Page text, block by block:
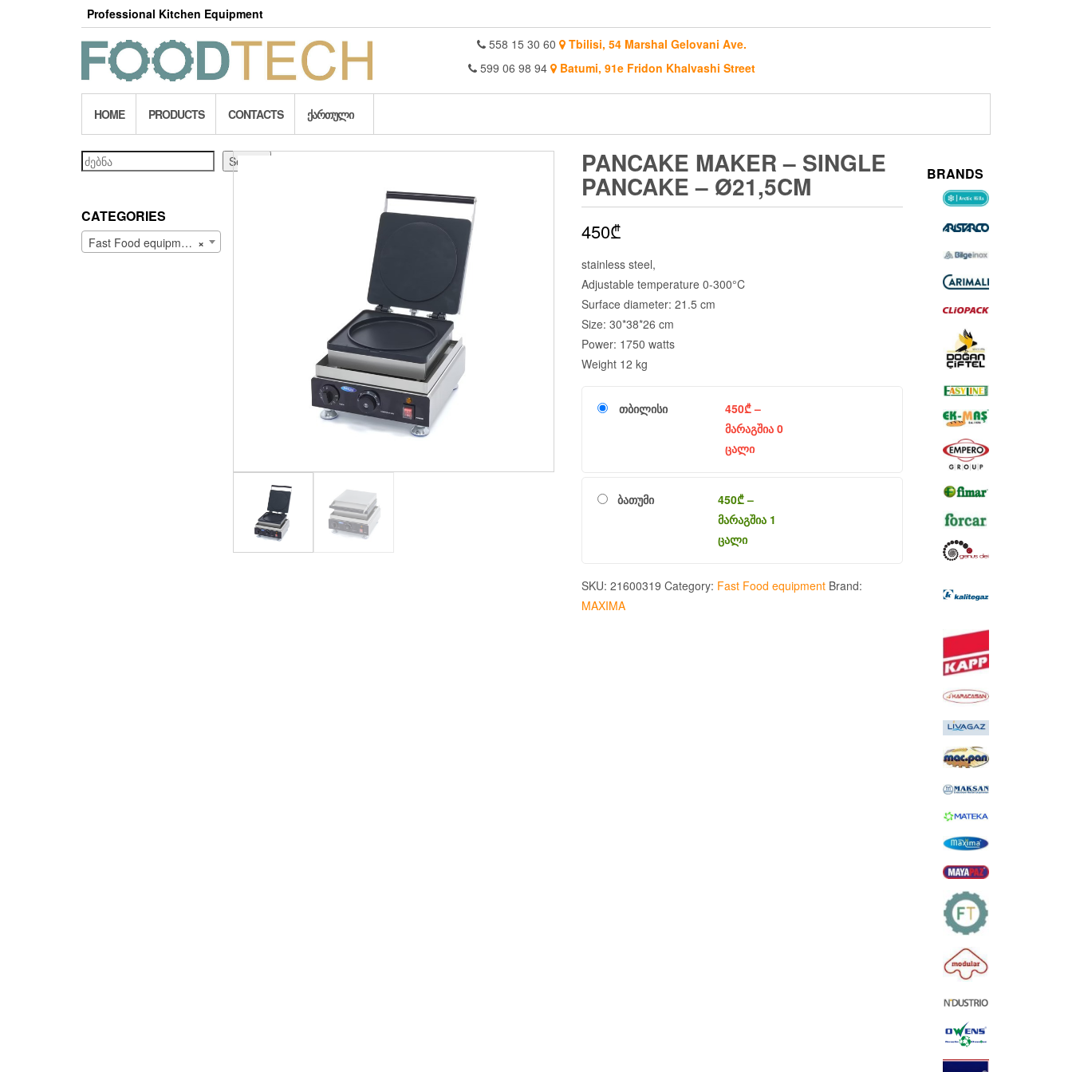
Professional Kitchen Equipment
558 15 30 60
Tbilisi, 54 Marshal Gelovani Ave.
599 06 98 94
Batumi, 91e Fridon Khalvashi Street
HOME PRODUCTS CONTACTS ᲥᲐᲠᲗᲣᲚᲘ
Search Search
CATEGORIES
×
Fast Food equipment (89)
PANCAKE MAKER – SINGLE
PANCAKE – Ø21,5CM
450₾
stainless steel,
Adjustable temperature 0-300°C
Surface diameter: 21.5 cm
Size: 30*38*26 cm
Power: 1750 watts
Weight 12 kg
თბილისი 450₾–
მარაგშია 0
ცალი
ბათუმი 450₾–
მარაგშია 1
ცალი
SKU: 21600319 Category: Fast Food equipment Brand:
MAXIMA
BRANDS